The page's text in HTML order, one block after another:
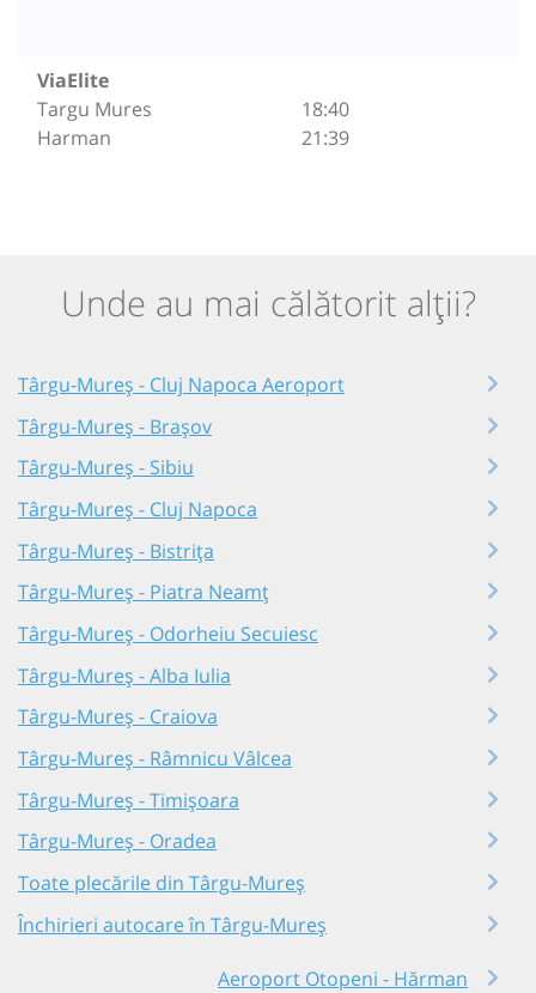
ViaElite
Targu Mures
Harman
18:40
21:39
Unde au mai călătorit alții?
Târgu-Mureș - Cluj Napoca Aeroport
Târgu-Mureș - Brașov
Târgu-Mureș - Sibiu
Târgu-Mureș - Cluj Napoca
Târgu-Mureș - Bistrița
Târgu-Mureș - Piatra Neamț
Târgu-Mureș - Odorheiu Secuiesc
Târgu-Mureș - Alba Iulia
Târgu-Mureș - Craiova
Târgu-Mureș - Râmnicu Vâlcea
Târgu-Mureș - Timișoara
Târgu-Mureș - Oradea
Toate plecările din Târgu-Mureș
Închirieri autocare în Târgu-Mureș
Aeroport Otopeni - Hărman